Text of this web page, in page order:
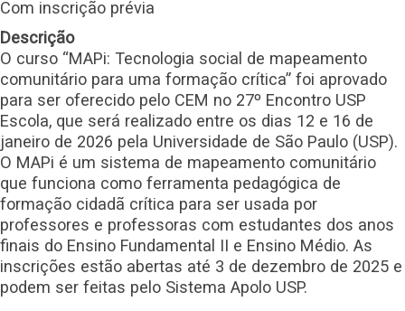
Com inscrição prévia
Descrição
O curso “MAPi: Tecnologia social de mapeamento
comunitário para uma formação crítica” foi aprovado
para ser oferecido pelo CEM no 27º Encontro USP
Escola, que será realizado entre os dias 12 e 16 de
janeiro de 2026 pela Universidade de São Paulo (USP).
O MAPi é um sistema de mapeamento comunitário
que funciona como ferramenta pedagógica de
formação cidadã crítica para ser usada por
professores e professoras com estudantes dos anos
finais do Ensino Fundamental II e Ensino Médio. As
inscrições estão abertas até 3 de dezembro de 2025 e
podem ser feitas pelo Sistema Apolo USP.